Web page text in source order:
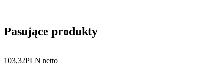
Pasujące produkty
103,32PLN netto